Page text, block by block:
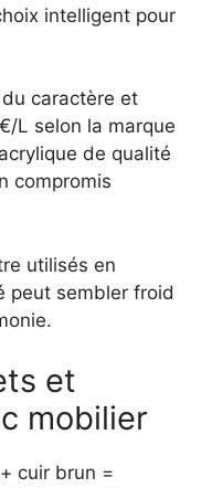
intelligent pour
caractère et
L selon la marque
de qualité
compromis
utilisés en
peut sembler froid
et
mobilier
cuir brun =